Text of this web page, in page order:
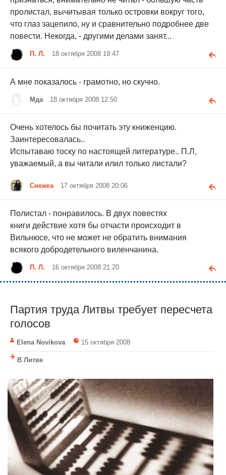
пролистал, вычитывая только островки вокруг того,
что глаз зацепило, ну и сравнительно подробнее две
повести. Некогда, - другими делами занят...
П. Л. 18 октября 2008 19:47
А мне показалось - грамотно, но скучно.
Мда 18 октября 2008 12:50
Очень хотелось бы почитать эту книженцию.
Заинтересовалась..
Испытаваю тоску по настоящей литературе.. П.Л,
уважаемый, а вы читали илил только листали?
Снежка 17 октября 2008 20:06
Полистал - понравилось. В двух повестях
книги действие хотя бы отчасти происходит в
Вильнюсе, что не может не обратить внимания
всякого добродетельного виленчанина.
П. Л. 16 октября 2008 21:20
Партия труда Литвы требует пересчета
голосов
Elena Novikova 15 октября 2008
В Литве